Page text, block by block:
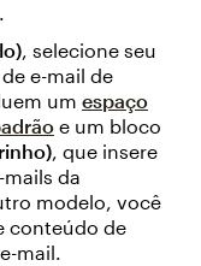
.
, selecione seu
e-mail de
um espaço
e um bloco
, que insere
da
modelo, você
conteúdo de
mail.